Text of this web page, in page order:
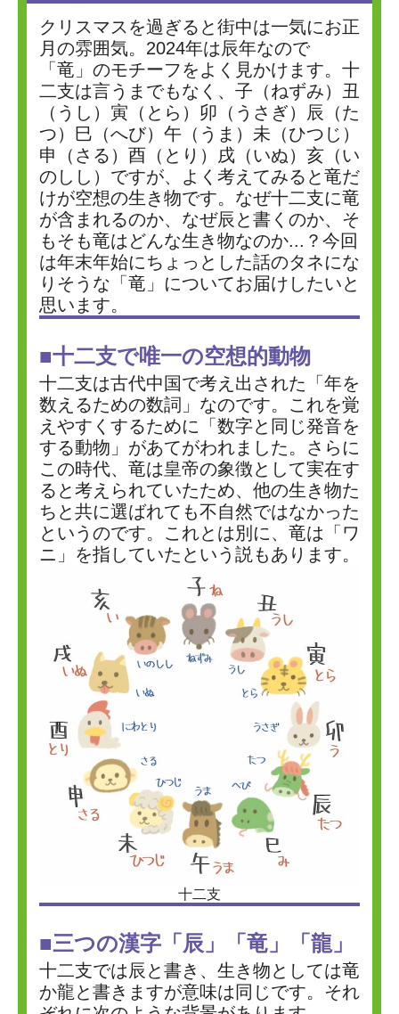
クリスマスを過ぎると街中は一気にお正
月の雰囲気。2024年は辰年なので
「竜」のモチーフをよく見かけます。十
二支は言うまでもなく、子（ねずみ）丑
（うし）寅（とら）卯（うさぎ）辰（た
つ）巳（へび）午（うま）未（ひつじ）
申（さる）酉（とり）戌（いぬ）亥（い
のしし）ですが、よく考えてみると竜だ
けが空想の生き物です。なぜ十二支に竜
が含まれるのか、なぜ辰と書くのか、そ
もそも竜はどんな生き物なのか...？今回
は年末年始にちょっとした話のタネにな
りそうな「竜」についてお届けしたいと
思います。
■十二支で唯一の空想的動物
十二支は古代中国で考え出された「年を
数えるための数詞」なのです。これを覚
えやすくするために「数字と同じ発音を
する動物」があてがわれました。さらに
この時代、竜は皇帝の象徴として実在す
ると考えられていたため、他の生き物た
ちと共に選ばれても不自然ではなかった
というのです。これとは別に、竜は「ワ
ニ」を指していたという説もあります。
十二支
■三つの漢字「辰」「竜」「龍」
十二支では辰と書き、生き物としては竜
か龍と書きますが意味は同じです。それ